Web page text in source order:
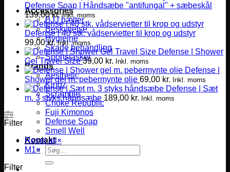
Accessories
BJJ bælter
Beskyttelse
Hygiejne
Skade behandling
Sportstasker
Brands
Aesthetic
Kingz
Scramble
Choke Republic
Fuji Kimonos
Defense Soap
Smell Well
Kontakt
Søg
efter:
Defense Soap | Håndsæbe "antifungal" + sæbeskål
139,00kr. Inkl. moms
Defense | 40 stk. vådservietter til krop og udstyr
99,00kr. Inkl. moms
Defense | Shower
Gel Travel Size 39,00 kr. Inkl. moms
Defense |
Shower gel m. pebermynte olie 69,00 kr. Inkl. moms
Defense | Sæt
m. 3 styks håndsæbe 189,00 kr. Inkl. moms
Filter
Reset all ×
M1×
Filter